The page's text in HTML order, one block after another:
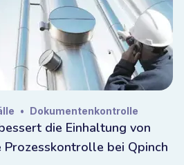
• Dokumentenkontrolle
die Einhaltung von
bei Qpinch